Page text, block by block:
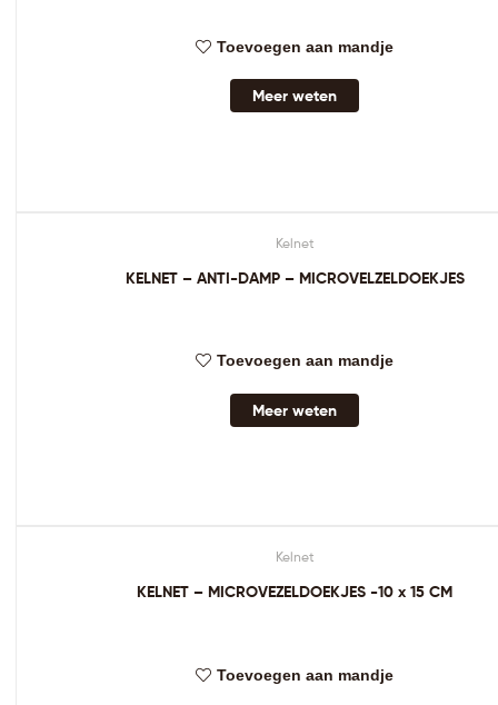
Toevoegen aan mandje
Meer weten
Kelnet
KELNET – ANTI-DAMP – MICROVELZELDOEKJES
Toevoegen aan mandje
Meer weten
Kelnet
KELNET – MICROVEZELDOEKJES -10 x 15 CM
Toevoegen aan mandje